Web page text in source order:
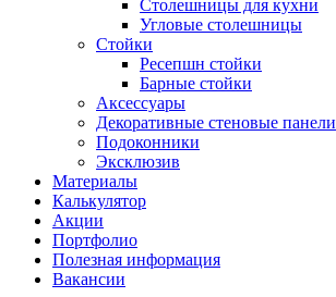
Столешницы для кухни
Угловые столешницы
Стойки
Ресепшн стойки
Барные стойки
Аксессуары
Декоративные стеновые панели
Подоконники
Эксклюзив
Материалы
Калькулятор
Акции
Портфолио
Полезная информация
Вакансии